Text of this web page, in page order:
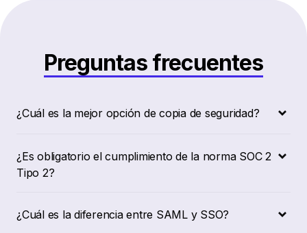
Preguntas frecuentes
¿Cuál es la mejor opción de copia de seguridad?
¿Es obligatorio el cumplimiento de la norma SOC 2
Tipo 2?
¿Cuál es la diferencia entre SAML y SSO?